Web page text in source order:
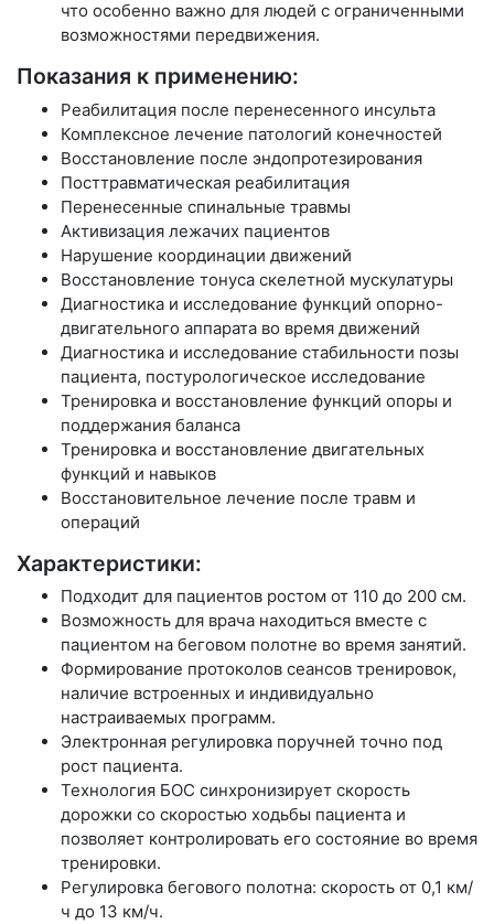
что особенно важно для людей с ограниченными
возможностями передвижения.
Показания к применению:
Реабилитация после перенесенного инсульта
Комплексное лечение патологий конечностей
Восстановление после эндопротезирования
Посттравматическая реабилитация
Перенесенные спинальные травмы
Активизация лежачих пациентов
Нарушение координации движений
Восстановление тонуса скелетной мускулатуры
Диагностика и исследование функций опорно-
двигательного аппарата во время движений
Диагностика и исследование стабильности позы
пациента, постурологическое исследование
Тренировка и восстановление функций опоры и
поддержания баланса
Тренировка и восстановление двигательных
функций и навыков
Восстановительное лечение после травм и
операций
Характеристики:
Подходит для пациентов ростом от 110 до 200 см.
Возможность для врача находиться вместе с
пациентом на беговом полотне во время занятий.
Формирование протоколов сеансов тренировок,
наличие встроенных и индивидуально
настраиваемых программ.
Электронная регулировка поручней точно под
рост пациента.
Технология БОС синхронизирует скорость
дорожки со скоростью ходьбы пациента и
позволяет контролировать его состояние во время
тренировки.
Регулировка бегового полотна: скорость от 0,1 км/
ч до 13 км/ч.